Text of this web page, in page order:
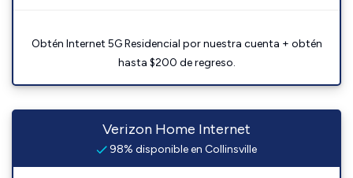
Obtén Internet 5G Residencial por nuestra cuenta + obtén
hasta $200 de regreso.
Verizon Home Internet
98% disponible en Collinsville